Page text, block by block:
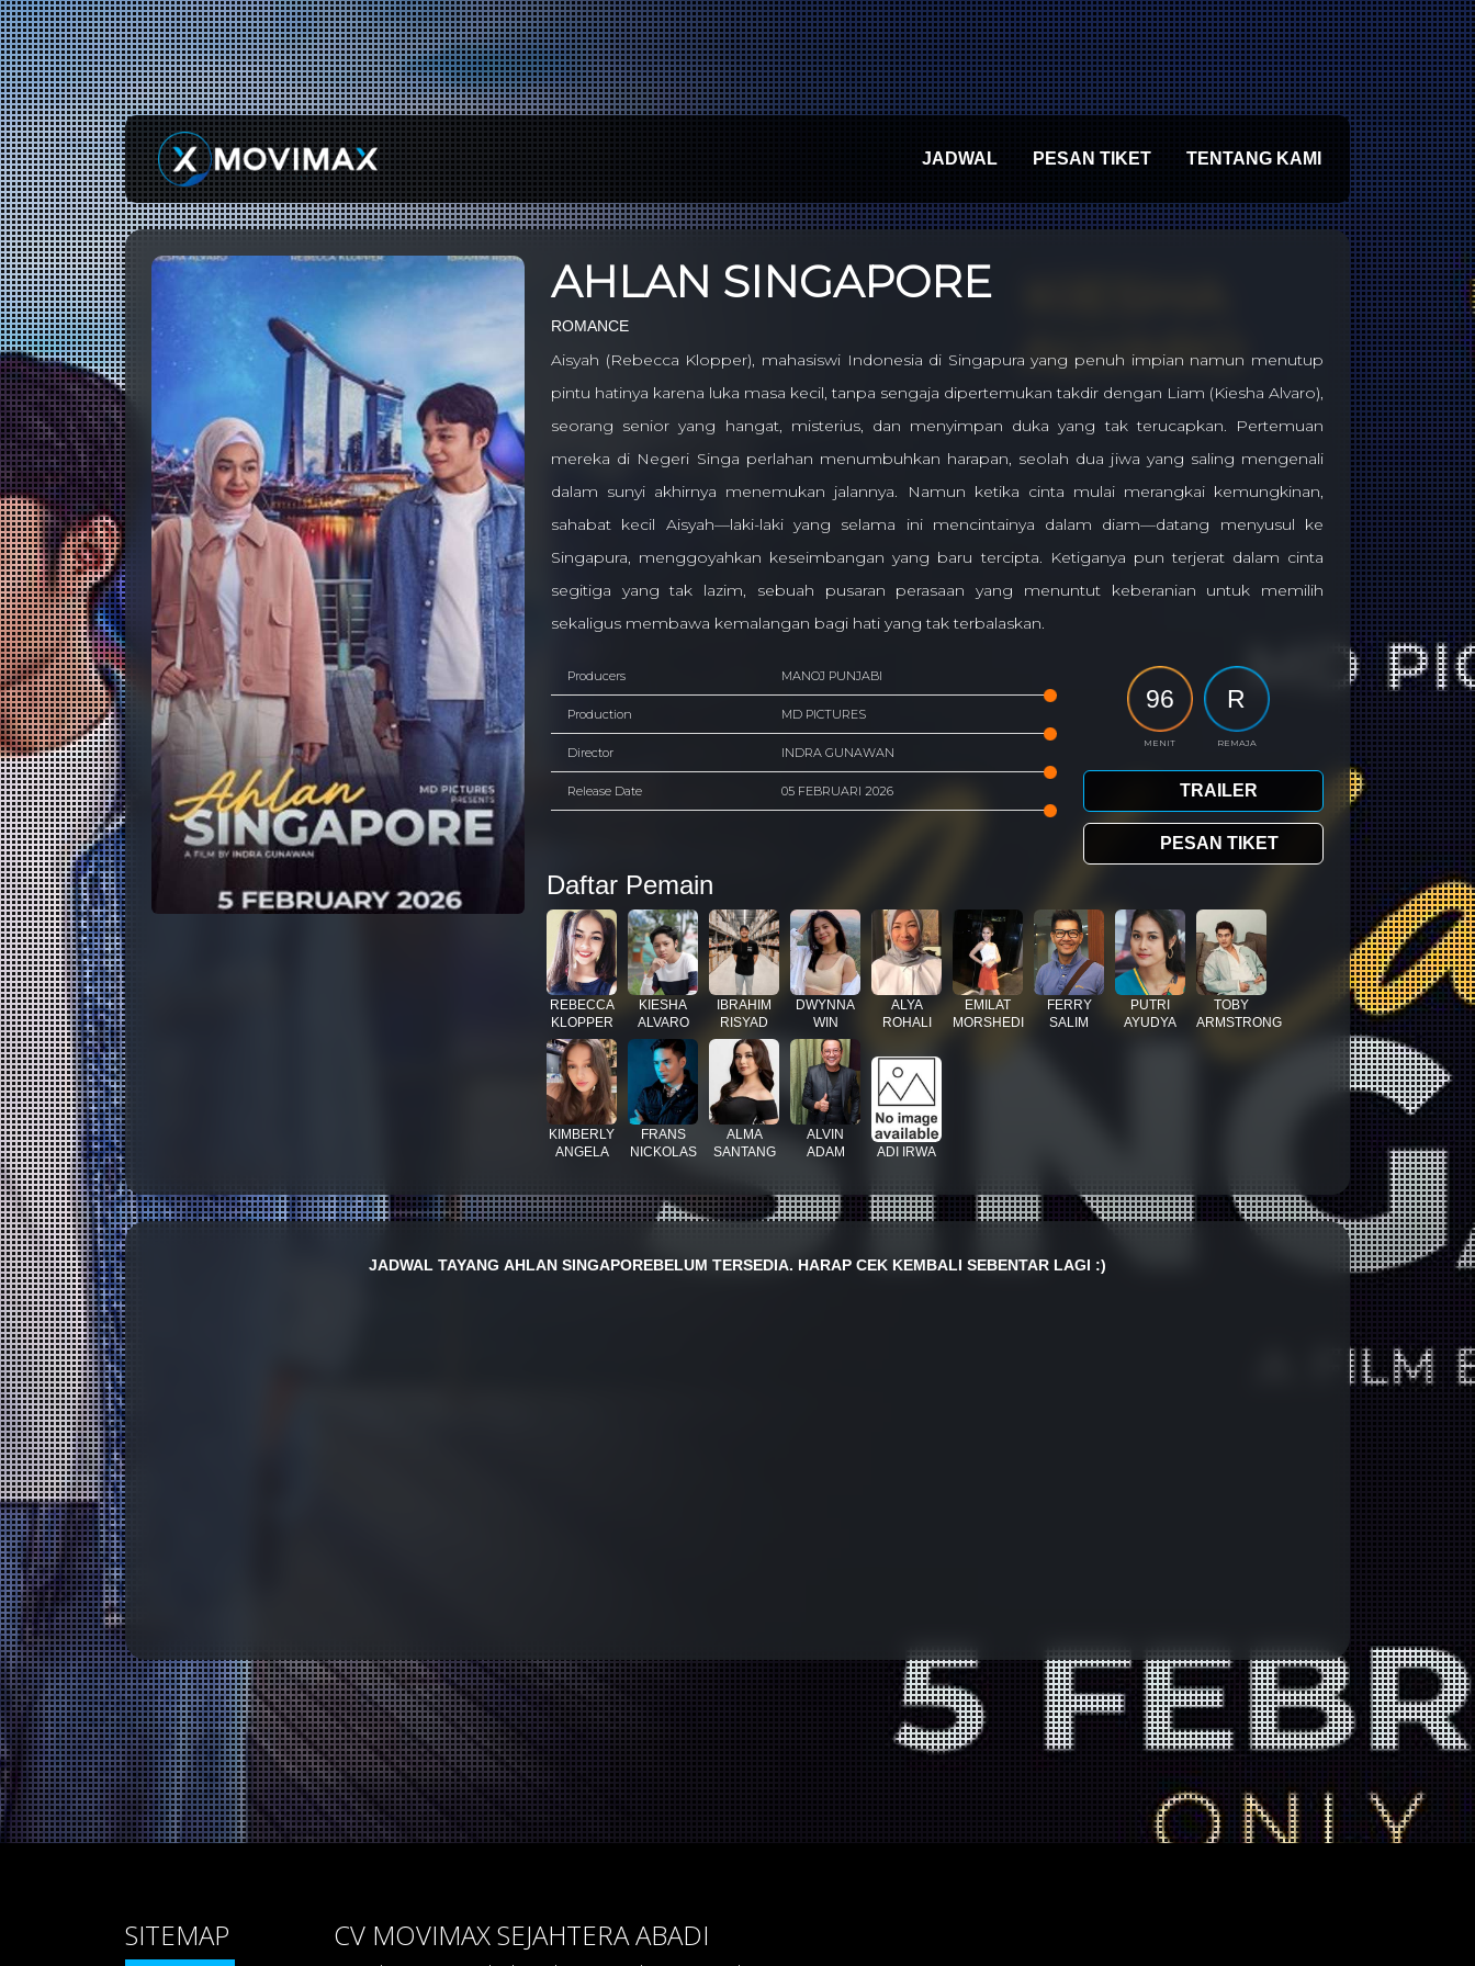
JADWAL PESAN TIKET TENTANG KAMI
AHLAN SINGAPORE
ROMANCE
Aisyah (Rebecca Klopper), mahasiswi Indonesia di Singapura yang penuh impian namun menutup
pintu hatinya karena luka masa kecil, tanpa sengaja dipertemukan takdir dengan Liam (Kiesha Alvaro),
seorang senior yang hangat, misterius, dan menyimpan duka yang tak terucapkan. Pertemuan
mereka di Negeri Singa perlahan menumbuhkan harapan, seolah dua jiwa yang saling mengenali
dalam sunyi akhirnya menemukan jalannya. Namun ketika cinta mulai merangkai kemungkinan,
sahabat kecil Aisyah—laki-laki yang selama ini mencintainya dalam diam—datang menyusul ke
Singapura, menggoyahkan keseimbangan yang baru tercipta. Ketiganya pun terjerat dalam cinta
segitiga yang tak lazim, sebuah pusaran perasaan yang menuntut keberanian untuk memilih
sekaligus membawa kemalangan bagi hati yang tak terbalaskan.
Producers MANOJ PUNJABI
Production MD PICTURES
Director INDRA GUNAWAN
Release Date 05 FEBRUARI 2026
96
MENIT
R
REMAJA
TRAILER
PESAN TIKET
Daftar Pemain
REBECCA
KLOPPER
KIESHA
ALVARO
IBRAHIM
RISYAD
DWYNNA
WIN
ALYA
ROHALI
EMILAT
MORSHEDI
FERRY
SALIM
PUTRI
AYUDYA
TOBY
ARMSTRONG
KIMBERLY
ANGELA
FRANS
NICKOLAS
ALMA
SANTANG
ALVIN
ADAM
ADI IRWA
JADWAL TAYANG AHLAN SINGAPOREBELUM TERSEDIA. HARAP CEK KEMBALI SEBENTAR LAGI :)
SITEMAP CV MOVIMAX SEJAHTERA ABADI